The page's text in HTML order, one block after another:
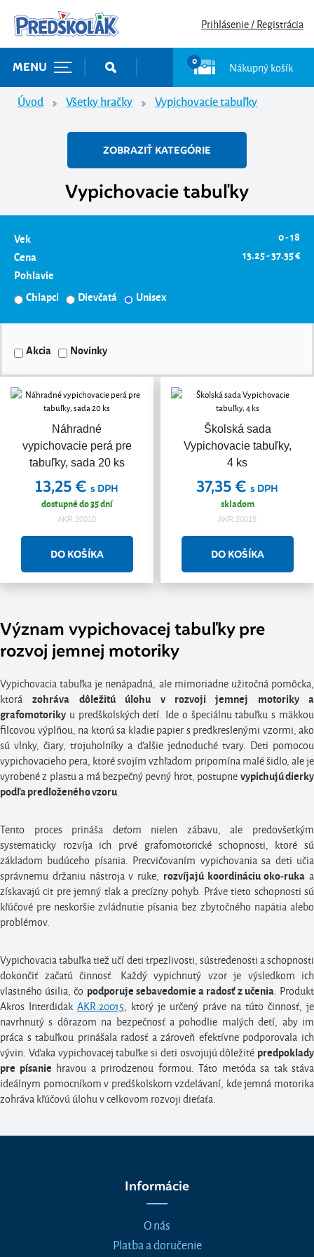
Prihlásenie / Registrácia
MENU 0 Nákupný košík
Úvod Všetky hračky Vypichovacie tabuľky
ZOBRAZIŤ KATEGÓRIE
Vypichovacie tabuľky
Vek
0 - 18
Cena
13.25 - 37.35 €
Pohlavie
Chlapci
Dievčatá Unisex
Akcia Novinky
Náhradné
vypichovacie perá pre
tabuľky, sada 20 ks
13,25 € s DPH
dostupné do 35 dní
AKR.20010
Školská sada
Vypichovacie tabuľky,
4 ks
37,35 € s DPH
skladom
AKR.20015
Význam vypichovacej tabuľky pre
rozvoj jemnej motoriky
Vypichovacia tabuľka je nenápadná, ale mimoriadne užitočná pomôcka,
ktorázohráva dôležitú úlohu v rozvoji jemnej motoriky a
grafomotoriky u predškolských detí. Ide o špeciálnu tabuľku s mäkkou
filcovou výplňou, na ktorú sa kladie papier s predkreslenými vzormi, ako
sú vlnky, čiary, trojuholníky a ďalšie jednoduché tvary. Deti pomocou
vypichovacieho pera, ktoré svojím vzhľadom pripomína malé šidlo, ale je
vyrobené z plastu a má bezpečný pevný hrot, postupnevypichujú dierky
podľa predloženého vzoru.
Tento proces prináša deťom nielen zábavu, ale predovšetkým
systematicky rozvíja ich prvé grafomotorické schopnosti, ktoré sú
základom budúceho písania. Precvičovaním vypichovania sa deti učia
správnemu držaniu nástroja v ruke, rozvíjajú koordináciu oko-ruka a
získavajú cit pre jemný tlak a precízny pohyb. Práve tieto schopnosti sú
kľúčové pre neskoršie zvládnutie písania bez zbytočného napätia alebo
problémov.
Vypichovacia tabuľka tiež učí deti trpezlivosti, sústredenosti a schopnosti
dokončiť začatú činnosť. Každý vypichnutý vzor je výsledkom ich
vlastného úsilia, čo podporuje sebavedomie a radosť z učenia. Produkt
Akros Interdidak AKR.20015, ktorý je určený práve na túto činnosť, je
navrhnutý s dôrazom na bezpečnosť a pohodlie malých detí, aby im
práca s tabuľkou prinášala radosť a zároveň efektívne podporovala ich
vývin. Vďaka vypichovacej tabuľke si deti osvojujú dôležité predpoklady
pre písanie hravou a prirodzenou formou. Táto metóda sa tak stáva
ideálnym pomocníkom v predškolskom vzdelávaní, kde jemná motorika
zohráva kľúčovú úlohu v celkovom rozvoji dieťaťa.
Informácie
O nás
Platba a doručenie